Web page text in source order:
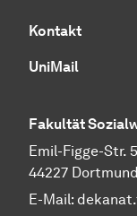
Kontakt
UniMail
Fakultät
Emil-Figge-Str.
44227 Dortmund
E-Mail: